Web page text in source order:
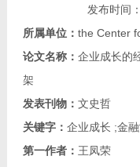
发布时间：
所属单位： the Center
论文名称： 企业成长的
架
发表刊物： 文史哲
关键字： 企业成长 ;金
第一作者： 王凤荣